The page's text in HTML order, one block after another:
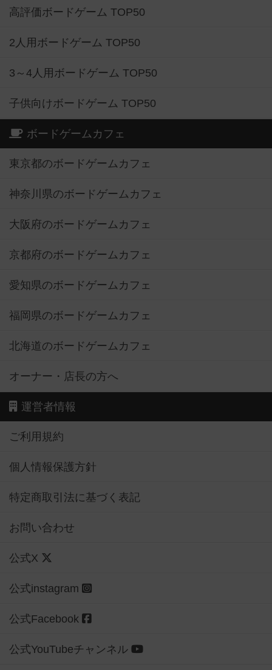
高評価ボードゲーム TOP50
2人用ボードゲーム TOP50
3～4人用ボードゲーム TOP50
子供向けボードゲーム TOP50
ボードゲームカフェ
東京都のボードゲームカフェ
神奈川県のボードゲームカフェ
大阪府のボードゲームカフェ
京都府のボードゲームカフェ
愛知県のボードゲームカフェ
福岡県のボードゲームカフェ
北海道のボードゲームカフェ
オーナー・店長の方へ
運営者情報
ご利用規約
個人情報保護方針
特定商取引法に基づく表記
お問い合わせ
公式X
公式instagram
公式Facebook
公式YouTubeチャンネル